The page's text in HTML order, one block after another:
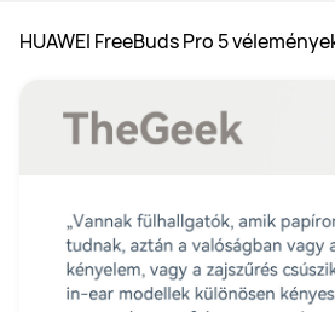
HUAWEI FreeBuds Pro 5